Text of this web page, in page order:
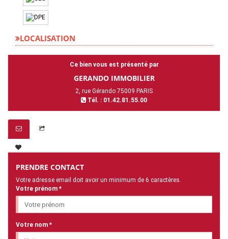
LOCALISATION
Ce bien vous est présenté par
GERANDO IMMOBILIER
2, rue Gérando 75009 PARIS
Tél. : 01.42.81.55.00
PRENDRE CONTACT
Votre adresse email doit avoir un minimum de 6 caractères.
Votre prénom *
Votre nom *